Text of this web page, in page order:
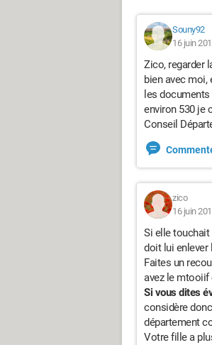
Souny92
16 juin
Zico, regarder
bien avec moi,
les
environ 530 je
Conseil
zico
16 juin
Si elle touchait
doit lui enlever
Faites un
avez le mtooiif
Si vous dites
considère
département
Votre fille a